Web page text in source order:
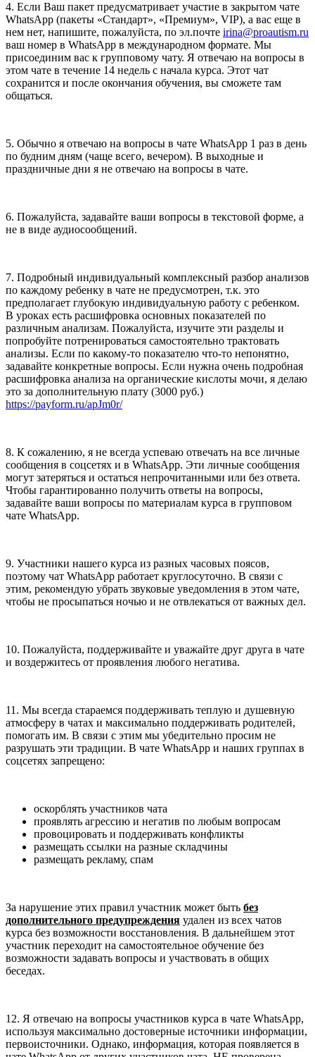
4. Если Ваш пакет предусматривает участие в закрытом чате
WhatsApp (пакеты «Стандарт», «Премиум», VIP), а вас еще в
нем нет, напишите, пожалуйста, по эл.почте irina@proautism.ru
ваш номер в WhatsApp в международном формате. Мы
присоединим вас к групповому чату. Я отвечаю на вопросы в
этом чате в течение 14 недель с начала курса. Этот чат
сохранится и после окончания обучения, вы сможете там
общаться.
5. Обычно я отвечаю на вопросы в чате WhatsApp 1 раз в день
по будним дням (чаще всего, вечером). В выходные и
праздничные дни я не отвечаю на вопросы в чате.
6. Пожалуйста, задавайте ваши вопросы в текстовой форме, а
не в виде аудиосообщений.
7. Подробный индивидуальный комплексный разбор анализов
по каждому ребенку в чате не предусмотрен, т.к. это
предполагает глубокую индивидуальную работу с ребенком.
В уроках есть расшифровка основных показателей по
различным анализам. Пожалуйста, изучите эти разделы и
попробуйте потренироваться самостоятельно трактовать
анализы. Если по какому-то показателю что-то непонятно,
задавайте конкретные вопросы. Если нужна очень подробная
расшифровка анализа на органические кислоты мочи, я делаю
это за дополнительную плату (3000 руб.)
https://payform.ru/apJm0r/
8. К сожалению, я не всегда успеваю отвечать на все личные
сообщения в соцсетях и в WhatsApp. Эти личные сообщения
могут затеряться и остаться непрочитанными или без ответа.
Чтобы гарантированно получить ответы на вопросы,
задавайте ваши вопросы по материалам курса в групповом
чате WhatsApp.
9. Участники нашего курса из разных часовых поясов,
поэтому чат WhatsApp работает круглосуточно. В связи с
этим, рекомендую убрать звуковые уведомления в этом чате,
чтобы не просыпаться ночью и не отвлекаться от важных дел.
10. Пожалуйста, поддерживайте и уважайте друг друга в чате
и воздержитесь от проявления любого негатива.
11. Мы всегда стараемся поддерживать теплую и душевную
атмосферу в чатах и максимально поддерживать родителей,
помогать им. В связи с этим мы убедительно просим не
разрушать эти традиции. В чате WhatsApp и наших группах в
соцсетях запрещено:
оскорблять участников чата
проявлять агрессию и негатив по любым вопросам
провоцировать и поддерживать конфликты
размещать ссылки на разные складчины
размещать рекламу, спам
За нарушение этих правил участник может быть без
дополнительного предупреждения удален из всех чатов
курса без возможности восстановления. В дальнейшем этот
участник переходит на самостоятельное обучение без
возможности задавать вопросы и участвовать в общих
беседах.
12. Я отвечаю на вопросы участников курса в чате WhatsApp,
используя максимально достоверные источники информации,
первоисточники. Однако, информация, которая появляется в